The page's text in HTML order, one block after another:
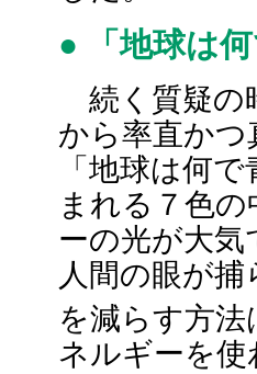
● 「地球は
続く質疑の
から率直かつ
「地球は何
まれる７色
ーの光が大
人間の眼が
を減らす方
ネルギーを